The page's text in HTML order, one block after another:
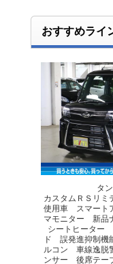
おすすめライ
タ
カスタムＲＳリ
使用車 スマート
マモニター 新
シートヒーター
ド 誤発進抑制機
ルコン 車線逸脱
ンサー 後席テー